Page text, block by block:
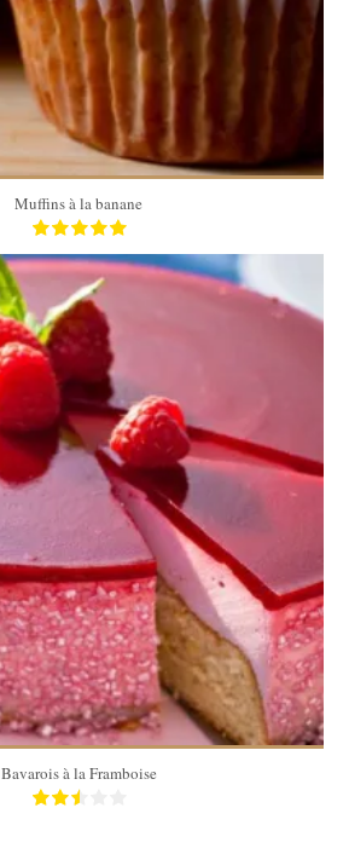
Muffins à la banane
12
20 Min
Bavarois à la Framboise